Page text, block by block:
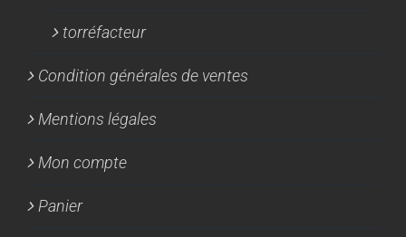
torréfacteur
Condition générales de ventes
Mentions légales
Mon compte
Panier